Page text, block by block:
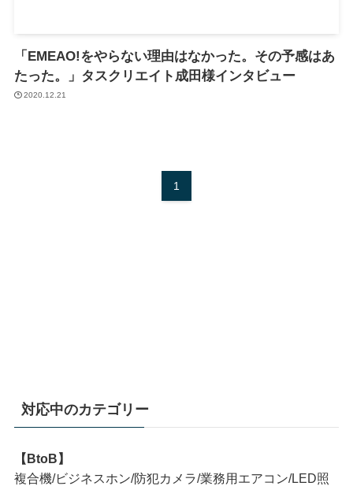
「EMEAO!をやらない理由はなかった。その予感はあ
たった。」タスクリエイト成田様インタビュー
2020.12.21
1
対応中のカテゴリー
【BtoB】
複合機/ビジネスホン/防犯カメラ/業務用エアコン/LED照